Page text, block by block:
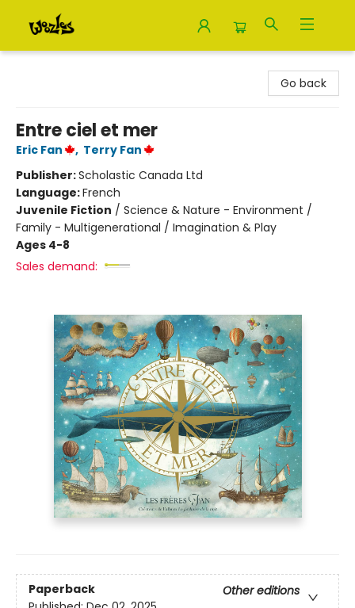
Go back
Entre ciel et mer
Eric Fan , Terry Fan
Publisher:Scholastic Canada Ltd
Language:French
Juvenile Fiction / Science & Nature - Environment /
Family - Multigenerational / Imagination & Play
Ages 4-8
Sales demand:
Paperback
Other editions